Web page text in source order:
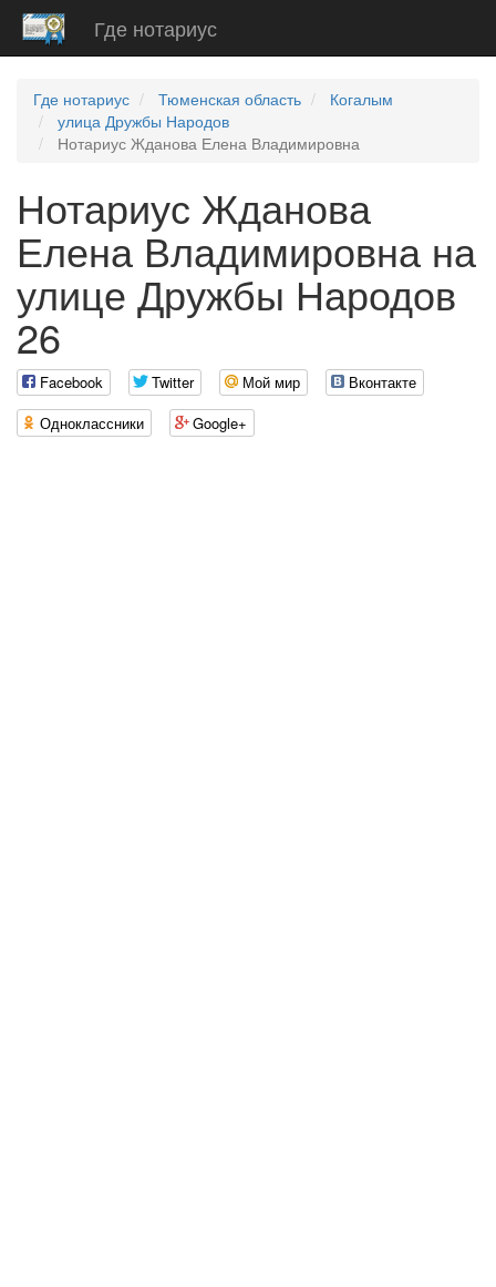
Где нотариус
Где нотариус Тюменская область
Когалым
улица Дружбы Народов
Нотариус Жданова Елена Владимировна
Нотариус Жданова
Елена Владимировна на
улице Дружбы Народов
26
Facebook Twitter Мой мир
Вконтакте
Одноклассники
Google+